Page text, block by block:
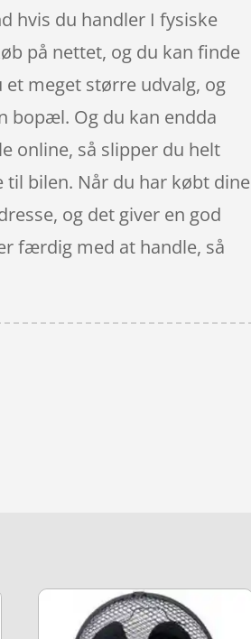
hvis du handler I fysiske
på nettet, og du kan finde
meget større udvalg, og
bopæl. Og du kan endda
online, så slipper du helt
til bilen. Når du har købt dine
og det giver en god
færdig med at handle, så